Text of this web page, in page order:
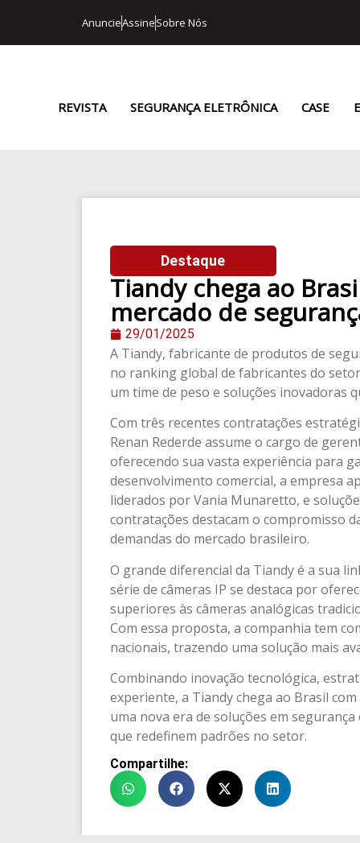
AnuncieAssineSobre Nós
REVISTA SEGURANÇA ELETRÔNICA CASE
Destaque
Tiandy chega ao
mercado de
29/01/2025
A Tiandy, fabricante de produtos de
no ranking global de fabricantes do
um time de peso e soluções inovadoras
Com três recentes contratações
Renan Rederde assume o cargo de
oferecendo sua vasta experiência para
desenvolvimento comercial, a empresa
liderados por Vania Munaretto, e
contratações destacam o compromisso
demandas do mercado brasileiro.
O grande diferencial da Tiandy é a sua
série de câmeras IP se destaca por
superiores às câmeras analógicas
Com essa proposta, a companhia tem
nacionais, trazendo uma solução mais
Combinando inovação tecnológica,
experiente, a Tiandy chega ao Brasil
uma nova era de soluções em
que redefinem padrões no setor.
Compartilhe: